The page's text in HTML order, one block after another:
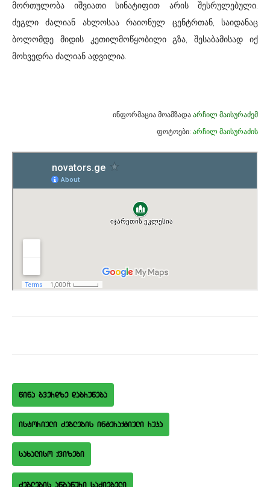
მორთულობა იშვიათი სინატიფით არის შესრულებული.
ძეგლი ძალიან ახლოსაა რაიონულ ცენტრთან, საიდანაც
ბოლომდე მიდის კეთილმოწყობილი გზა, შესაბამისად იქ
მოხვედრა ძალიან ადვილია.
ინფორმაცია მოამზადა არჩილ მაისურაძემ
ფოტოები: არჩილ მაისურაძის
wina gverdze dabruneba
istoriuli Zeglebis interaqtiuli ruka
saxaliso qvizebi